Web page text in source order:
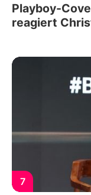
Playboy-
reagiert
7